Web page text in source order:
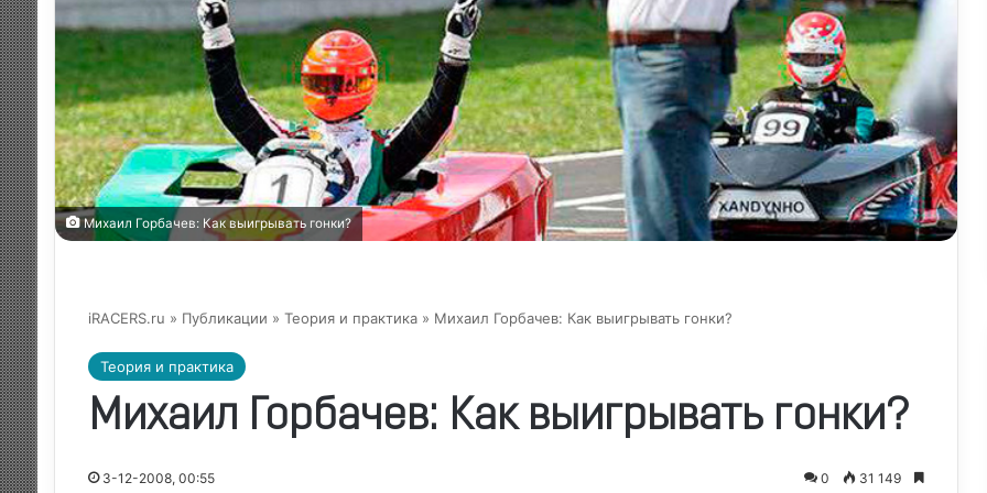
Михаил Горбачев: Как выигрывать гонки?
iRACERS.ru » Публикации » Теория и практика» Михаил Горбачев: Как выигрывать гонки?
Теория и практика
Михаил Горбачев: Как выигрывать гонки?
3-12-2008, 00:55 0 31 149